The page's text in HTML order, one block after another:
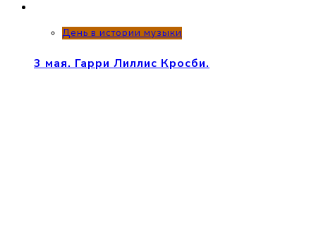
День в истории музыки
3 мая. Гарри Лиллис Кросби.